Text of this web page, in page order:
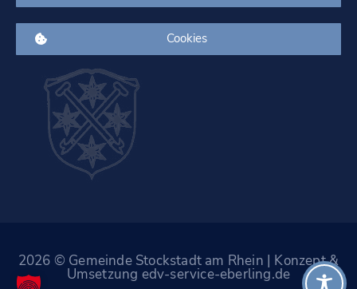
Cookies
2026 © Gemeinde Stockstadt am Rhein | Konzept &
Umsetzung edv-service-eberling.de